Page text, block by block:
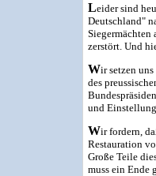
Leider sind
Deutschland"
Siegermächten
zerstört. Und
Wir setzen
des
und
Wir fordern,
Restauration
Große Teile
muss ein Ende